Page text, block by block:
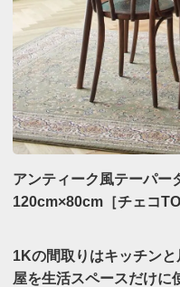
アンティーク風テーパー
120cm×80cm［チェコ
1Kの間取りはキッチン
屋を生活スペースだけに